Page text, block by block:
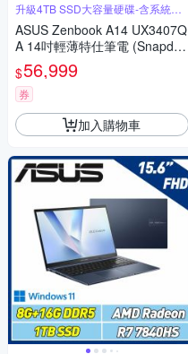
升級4TB SSD大容量硬碟-含系統轉
移
ASUS Zenbook A14 UX3407Q
A 14吋輕薄特仕筆電 (Snapdra
gon X X1 26 100/16GB/4TB S
SD/沙暮金)
$56,999
券
加入購物車